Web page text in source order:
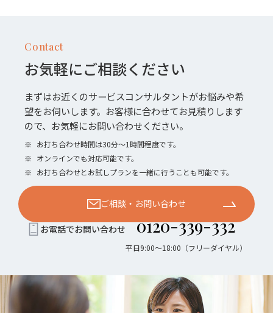
Contact
お気軽にご相談ください
まずはお近くのサービスコンサルタントがお悩みや希
望をお伺いします。お客様に合わせてお見積りします
ので、お気軽にお問い合わせください。
※ お打ち合わせ時間は30分〜1時間程度です。
※ オンラインでも対応可能です。
※ お打ち合わせとお試しプランを一緒に行うことも可能です。
ご相談・お問い合わせ
お電話でお問い合わせ 0120-339-332
平日9:00〜18:00（フリーダイヤル）